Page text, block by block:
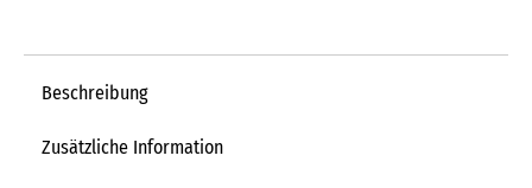
Beschreibung
Zusätzliche Information